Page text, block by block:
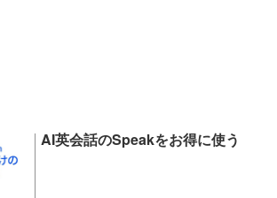
AI英会話のSpeakをお得に使う